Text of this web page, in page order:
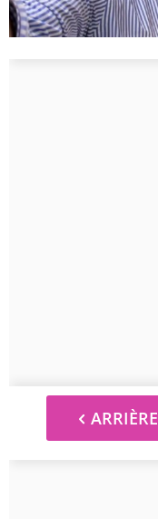
ARRIÈRE